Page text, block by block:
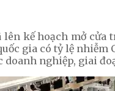
lên kế hoạch mở
gia có tỷ lệ nhiễm
doanh nghiệp, giai